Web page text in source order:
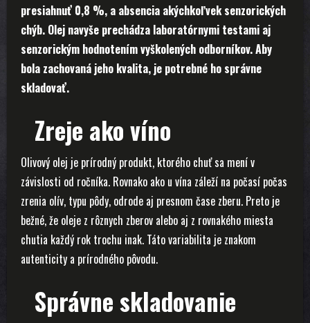
presiahnuť 0,8 %, a absencia akýchkoľvek senzorických
chýb. Olej navyše prechádza laboratórnymi testami aj
senzorickým hodnotením vyškolených odborníkov. Aby
bola zachovaná jeho kvalita, je potrebné ho správne
skladovať.
Zreje ako víno
Olivový olej je prírodný produkt, ktorého chuť sa mení v
závislosti od ročníka. Rovnako ako u vína záleží na počasí počas
zrenia olív, typu pôdy, odrode aj presnom čase zberu. Preto je
bežné, že oleje z rôznych zberov alebo aj z rovnakého miesta
chutia každý rok trochu inak. Táto variabilita je znakom
autenticity a prírodného pôvodu.
Správne skladovanie